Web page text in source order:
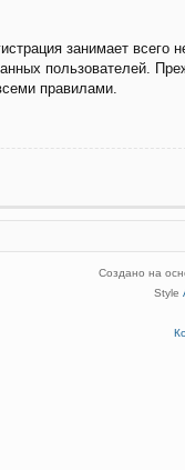
занимает
пользователей.
правилами.
Создано на
Style